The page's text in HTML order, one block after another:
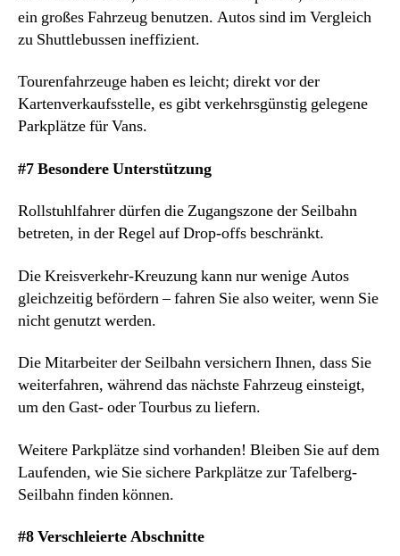
ein großes Fahrzeug benutzen. Autos sind im Vergleich
zu Shuttlebussen ineffizient.
Tourenfahrzeuge haben es leicht; direkt vor der
Kartenverkaufsstelle, es gibt verkehrsgünstig gelegene
Parkplätze für Vans.
#7 Besondere Unterstützung
Rollstuhlfahrer dürfen die Zugangszone der Seilbahn
betreten, in der Regel auf Drop-offs beschränkt.
Die Kreisverkehr-Kreuzung kann nur wenige Autos
gleichzeitig befördern – fahren Sie also weiter, wenn Sie
nicht genutzt werden.
Die Mitarbeiter der Seilbahn versichern Ihnen, dass Sie
weiterfahren, während das nächste Fahrzeug einsteigt,
um den Gast- oder Tourbus zu liefern.
Weitere Parkplätze sind vorhanden! Bleiben Sie auf dem
Laufenden, wie Sie sichere Parkplätze zur Tafelberg-
Seilbahn finden können.
#8 Verschleierte Abschnitte